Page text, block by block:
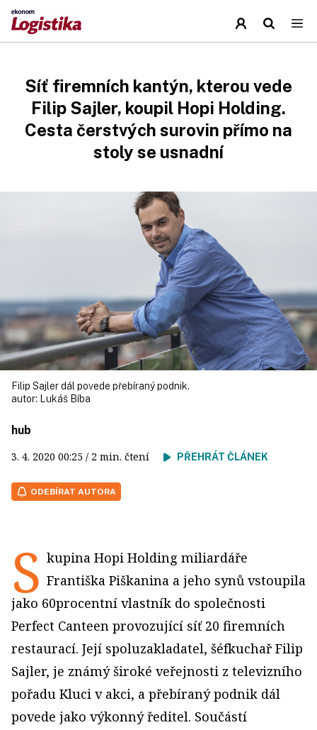
Síť firemních kantýn, kterou vede
Filip Sajler, koupil Hopi Holding.
Cesta čerstvých surovin přímo na
stoly se usnadní
Filip Sajler dál povede přebíraný podnik.
autor:
Lukáš Bíba
hub
3. 4. 2020 00:25 / 2 min. čtení PŘEHRÁT ČLÁNEK
ODEBÍRAT AUTORA
S kupina Hopi Holding miliardáře
Františka Piškanina a jeho synů vstoupila
jako 60procentní vlastník do společnosti
Perfect Canteen provozující síť 20 firemních
restaurací. Její spoluzakladatel, šéfkuchař Filip
Sajler, je známý široké veřejnosti z televizního
pořadu Kluci v akci, a přebíraný podnik dál
povede jako výkonný ředitel. Součástí